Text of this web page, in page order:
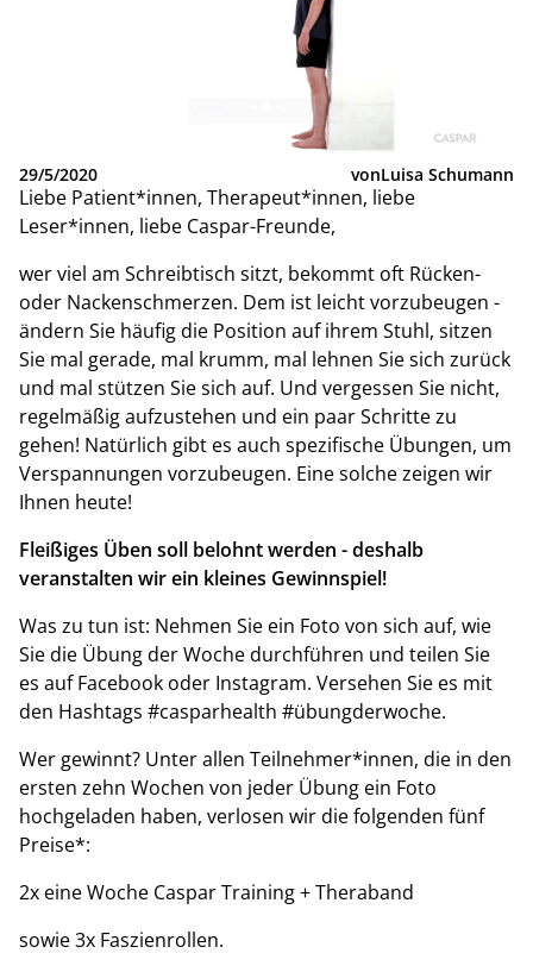
29/5/2020 vonLuisa Schumann
Liebe Patient*innen, Therapeut*innen, liebe
Leser*innen, liebe Caspar-Freunde,
wer viel am Schreibtisch sitzt, bekommt oft Rücken-
oder Nackenschmerzen. Dem ist leicht vorzubeugen -
ändern Sie häufig die Position auf ihrem Stuhl, sitzen
Sie mal gerade, mal krumm, mal lehnen Sie sich zurück
und mal stützen Sie sich auf. Und vergessen Sie nicht,
regelmäßig aufzustehen und ein paar Schritte zu
gehen! Natürlich gibt es auch spezifische Übungen, um
Verspannungen vorzubeugen. Eine solche zeigen wir
Ihnen heute!
Fleißiges Üben soll belohnt werden - deshalb
veranstalten wir ein kleines Gewinnspiel!
Was zu tun ist: Nehmen Sie ein Foto von sich auf, wie
Sie die Übung der Woche durchführen und teilen Sie
es auf Facebook oder Instagram. Versehen Sie es mit
den Hashtags #casparhealth #übungderwoche.
Wer gewinnt? Unter allen Teilnehmer*innen, die in den
ersten zehn Wochen von jeder Übung ein Foto
hochgeladen haben, verlosen wir die folgenden fünf
Preise*:
2x eine Woche Caspar Training + Theraband
sowie 3x Faszienrollen.